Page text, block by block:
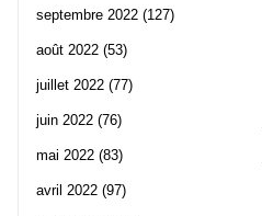
septembre 2022 (127)
août 2022 (53)
juillet 2022 (77)
juin 2022 (76)
mai 2022 (83)
avril 2022 (97)